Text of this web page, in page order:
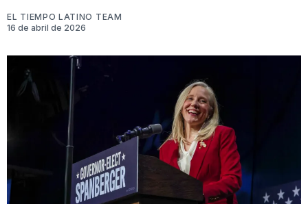
EL TIEMPO LATINO TEAM
16 de abril de 2026